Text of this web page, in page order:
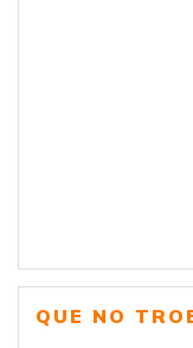
QUE NO